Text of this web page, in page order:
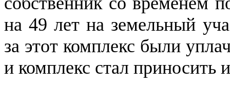
на 49 лет на земельный
за этот комплекс были
и комплекс стал приносить